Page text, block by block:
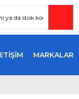
MARKALAR